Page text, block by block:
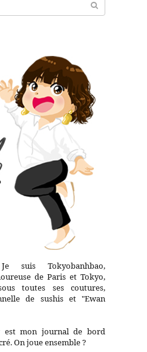
suis Tokyobanhbao,
de Paris et Tokyo,
toutes ses coutures,
de sushis et "Ewan
est mon journal de bord
On joue ensemble ?